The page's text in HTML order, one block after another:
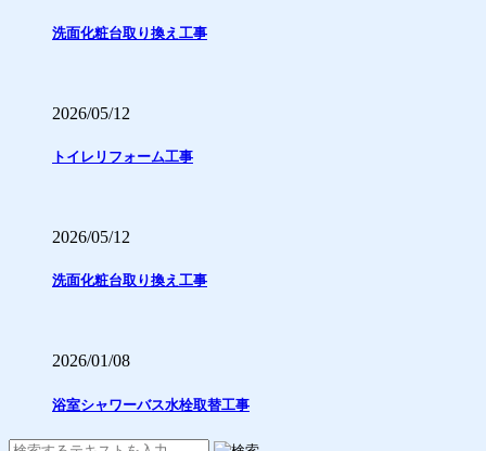
洗面化粧台取り換え工事
2026/05/12
トイレリフォーム工事
2026/05/12
洗面化粧台取り換え工事
2026/01/08
浴室シャワーバス水栓取替工事